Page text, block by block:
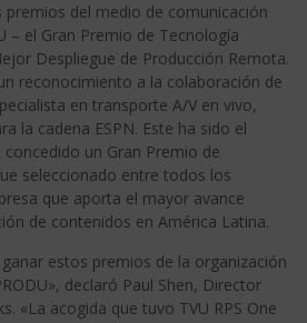
del medio de comunicación
– el Gran Premio de Tecnología
Despliegue de Producción Remota.
reconocimiento a la colaboración de
en transporte A/V en vivo,
la cadena ESPN. Este ha sido el
un Gran Premio de
seleccionado entre todos los
que aporta el mayor avance
de contenidos en América Latina.
estos premios de la organización
declaró Paul Shen, Director
«La acogida que tuvo TVU RPS One